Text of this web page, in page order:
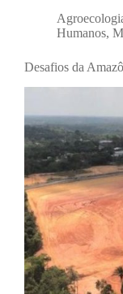
Humanos,
Desafios da